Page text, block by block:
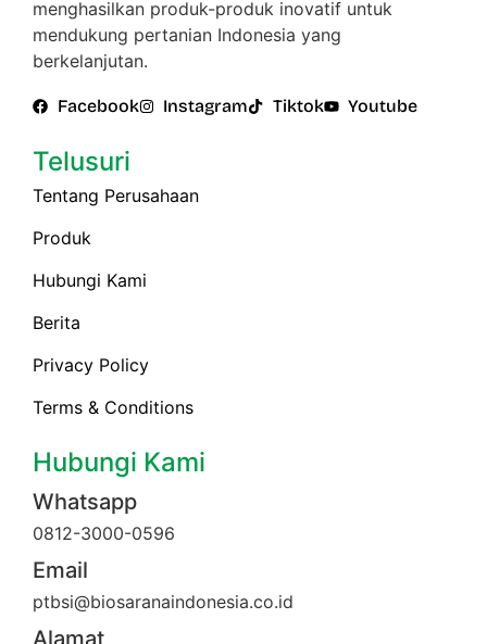
Telusuri
Tentang Perusahaan
Produk
Hubungi Kami
Berita
Privacy Policy
Terms & Conditions
menghasilkan produk-produk inovatif untuk
mendukung pertanian Indonesia yang
berkelanjutan.
Facebook Instagram Tiktok Youtube
Hubungi Kami
Whatsapp
0812-3000-0596
Email
ptbsi@biosaranaindonesia.co.id